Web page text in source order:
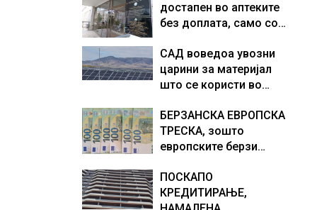
достапен во аптеките
без доплата, само со
партиципација
САД воведоа увозни
царини за материјал
што се користи во
чипови
БЕРЗАНСКА ЕВРОПСКА
ТРЕСКА, зошто
европските берзи
недела, најголемите
победници се помалку
ПОСКАПО
КРЕДИТИРАЊЕ,